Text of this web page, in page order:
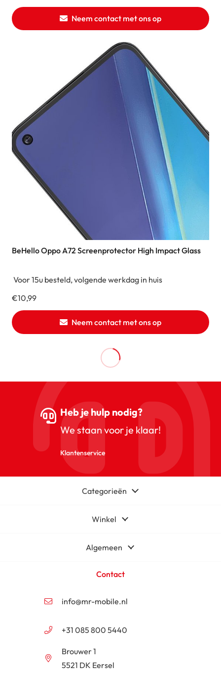
Neem contact met ons op
BeHello Oppo A72 Screenprotector High Impact Glass
Voor 15u besteld, volgende werkdag in huis
€10,99
Neem contact met ons op
Heb je hulp nodig?
We staan voor je klaar!
Klantenservice
Categorieën
Winkel
Algemeen
Contact
info@mr-mobile.nl
+31 085 800 5440
Brouwer 1
5521 DK Eersel